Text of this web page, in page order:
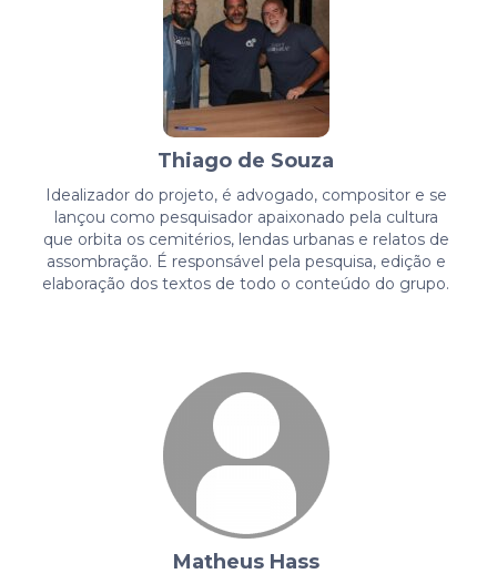
Thiago de Souza
Idealizador do projeto, é advogado, compositor e se
lançou como pesquisador apaixonado pela cultura
que orbita os cemitérios, lendas urbanas e relatos de
assombração. É responsável pela pesquisa, edição e
elaboração dos textos de todo o conteúdo do grupo.
Matheus Hass